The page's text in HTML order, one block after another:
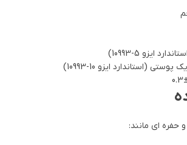
ایزو 5-10993)
(استاندارد ایزو 10-10993)
حفره ای مانند: